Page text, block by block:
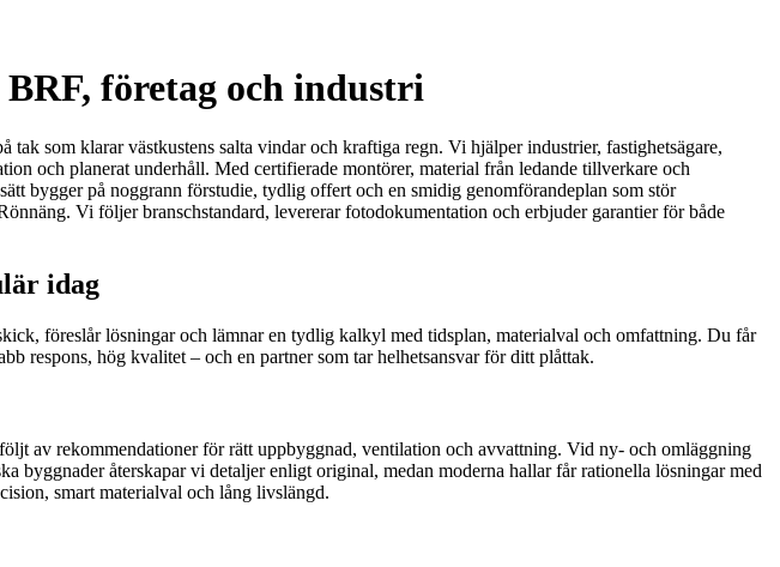
företag och industri
som klarar västkustens salta vindar och kraftiga regn. Vi hjälper industrier, fastighetsägare,
och planerat underhåll. Med certifierade montörer, material från ledande tillverkare och
bygger på noggrann förstudie, tydlig offert och en smidig genomförandeplan som stör
Vi följer branschstandard, levererar fotodokumentation och erbjuder garantier för både
idag
föreslår lösningar och lämnar en tydlig kalkyl med tidsplan, materialval och omfattning. Du får
respons, hög kvalitet – och en partner som tar helhetsansvar för ditt plåttak.
av rekommendationer för rätt uppbyggnad, ventilation och avvattning. Vid ny- och omläggning
byggnader återskapar vi detaljer enligt original, medan moderna hallar får rationella lösningar med
smart materialval och lång livslängd.